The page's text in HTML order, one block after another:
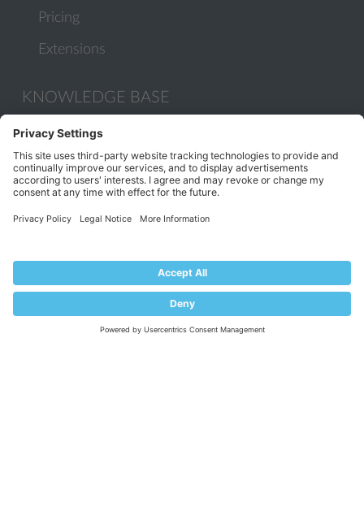
Pricing
Extensions
KNOWLEDGE BASE
Help Center
Migrate to Plesk
Contact Us
Contributor Program